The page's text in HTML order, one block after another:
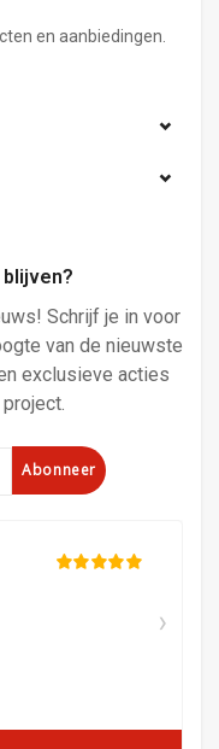
en aanbiedingen.
Schrijf je in voor
van de nieuwste
exclusieve acties
Abonneer